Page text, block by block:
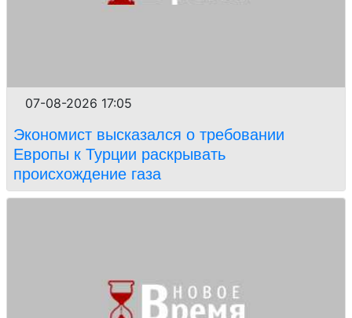
07-08-2026 17:05
Экономист высказался о требовании
Европы к Турции раскрывать
происхождение газа